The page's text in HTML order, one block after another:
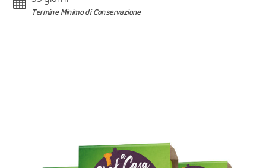
Termine Minimo di Conservazione